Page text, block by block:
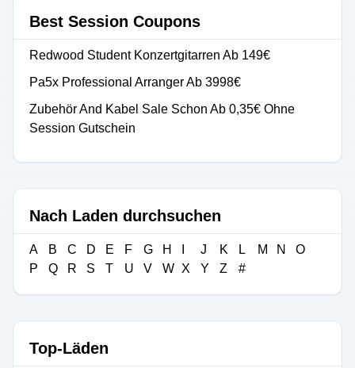
Best Session Coupons
Redwood Student Konzertgitarren Ab 149€
Pa5x Professional Arranger Ab 3998€
Zubehör And Kabel Sale Schon Ab 0,35€ Ohne
Session Gutschein
Nach Laden durchsuchen
A B C D E F G H J K L M N
O
P
Q R S T U V W X Y Z #
Top-Läden